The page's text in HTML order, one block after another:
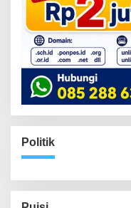
Politik